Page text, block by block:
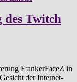
des Twitch
FrankerFaceZ in
der Internet-